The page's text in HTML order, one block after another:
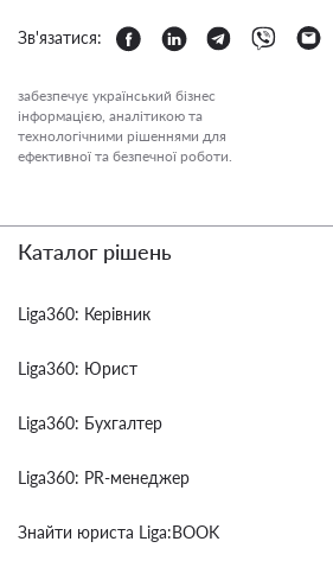
Зв'язатися:
забезпечує український бізнес
інформацією, аналітикою та
технологічними рішеннями для
ефективної та безпечної роботи.
Каталог рішень
Liga360: Керівник
Liga360: Юрист
Liga360: Бухгалтер
Liga360: PR-менеджер
Знайти юриста Liga:BOOK